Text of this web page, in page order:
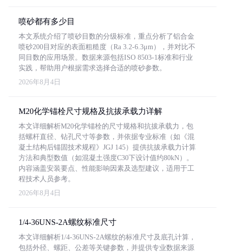
喷砂都有多少目
本文系统介绍了喷砂目数的分级标准，重点分析了铝合金
喷砂200目对应的表面粗糙度（Ra 3.2-6.3μm），并对比不
同目数的应用场景。数据来源包括ISO 8503-1标准和行业
实践，帮助用户根据需求选择合适的喷砂参数。
2026年8月4日
M20化学锚栓尺寸规格及抗拔承载力详解
本文详细解析M20化学锚栓的尺寸规格和抗拔承载力，包
括螺杆直径、钻孔尺寸等参数，并依据专业标准（如《混
凝土结构后锚固技术规程》JGJ 145）提供抗拔承载力计算
方法和典型数值（如混凝土强度C30下设计值约80kN）。
内容涵盖安装要点、性能影响因素及选型建议，适用于工
程技术人员参考。
2026年8月4日
1/4-36UNS-2A螺纹标准尺寸
本文详细解析1/4-36UNS-2A螺纹的标准尺寸及底孔计算，
包括外径、螺距、公差等关键参数，并提供专业数据来源